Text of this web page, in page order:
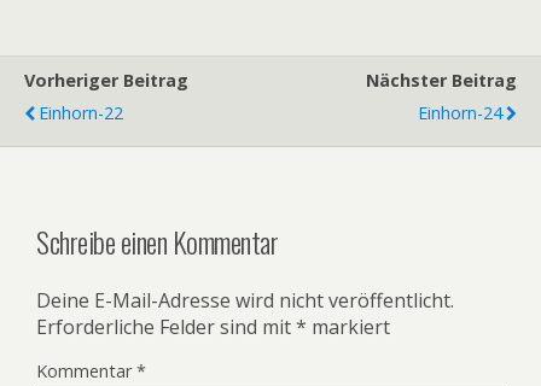
Vorheriger Beitrag
Einhorn-22
Nächster Beitrag
Einhorn-24
Schreibe einen Kommentar
Deine E-Mail-Adresse wird nicht veröffentlicht.
Erforderliche Felder sind mit* markiert
Kommentar*